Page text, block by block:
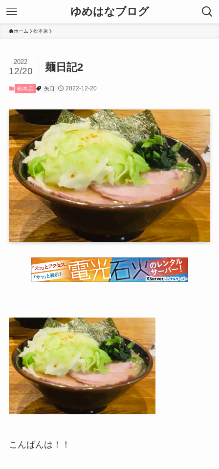
ゆめはなブログ
ホーム 松本店
麺日記2
2022
12/20
松本店 矢口 2022-12-20
こんばんは！！